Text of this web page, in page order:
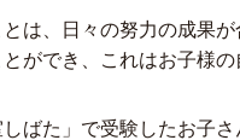
は、日々の努力の成果
ができ、これはお子様の
ばた」で受験したお子さ